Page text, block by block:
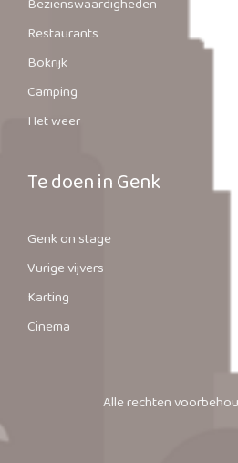
Bezienswaardigheden
Restaurants
Bokrijk
Camping
Het weer
Te doen in Genk
Genk on stage
Vurige vijvers
Karting
Cinema
Alle rechten